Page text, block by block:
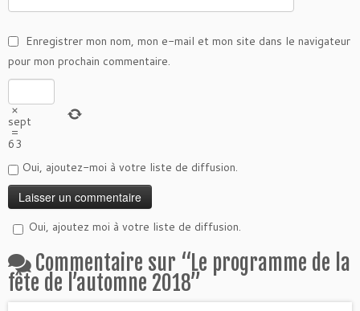
Enregistrer mon nom, mon e-mail et mon site dans le navigateur
pour mon prochain commentaire.
×
sept
=
63
Oui, ajoutez-moi à votre liste de diffusion.
Oui, ajoutez moi à votre liste de diffusion.
Commentaire sur “Le programme de la
fête de l’automne 2018”